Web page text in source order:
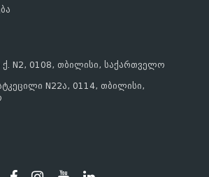
ქ. N2, 0108, თბილისი, საქართველო
N22ა, 0114, თბილისი,